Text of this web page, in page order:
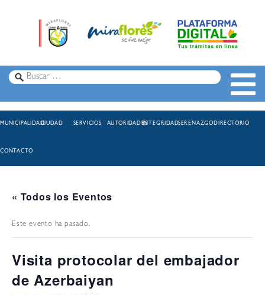
MUNICIPALIDADCIUDAD SERVICIOS AUTORIDADESINTEGRIDADSERENAZGODIRECTORIO
CONTACTO
« Todos los Eventos
Este evento ha pasado.
Visita protocolar del embajador
de Azerbaiyan